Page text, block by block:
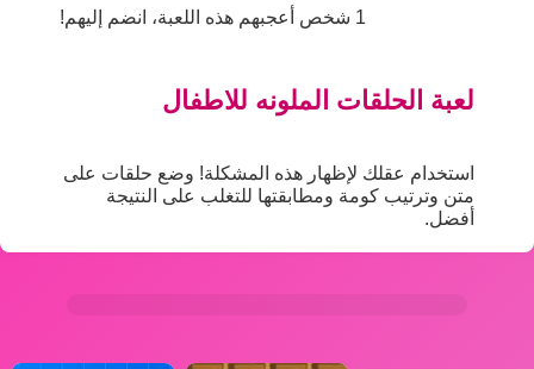
1 شخص أعجبهم هذه اللعبة، انضم إليهم!
لعبة الحلقات الملونه للاطفال
استخدام عقلك لإظهار هذه المشكلة! وضع حلقات على
متن وترتيب كومة ومطابقتها للتغلب على النتيجة
أفضل.